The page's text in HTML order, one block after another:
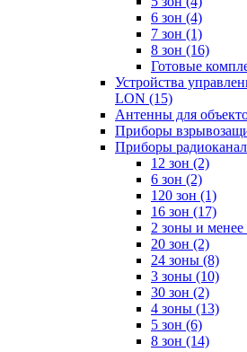
6 зон (4)
7 зон (1)
8 зон (16)
Готовые
Устройства
LON (15)
Антенны для
Приборы
Приборы
12 зон (2)
6 зон (2)
120 зон (1)
16 зон (17)
2 зоны и менее
20 зон (2)
24 зоны (8)
3 зоны (10)
30 зон (2)
4 зоны (13)
5 зон (6)
8 зон (14)